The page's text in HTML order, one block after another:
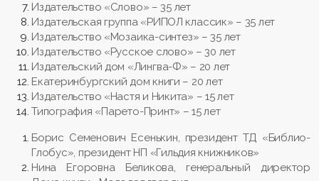
Издательство «Слово» – 35 лет
Издательская группа «РИПОЛ классик» – 35 лет
Издательство «Мозаика-синтез» – 35 лет
Издательство «Русское слово» – 30 лет
Издательский дом «Лингва-Ф» – 20 лет
Екатеринбургский дом книги – 20 лет
Издательство «Настя и Никита» – 15 лет
Типография «Парето-Принт» – 15 лет
Борис Семенович Есенькин, президент ТД «Библио-
Глобус», президент НП «Гильдия книжников»
Нина Егоровна Беликова, генеральный директор